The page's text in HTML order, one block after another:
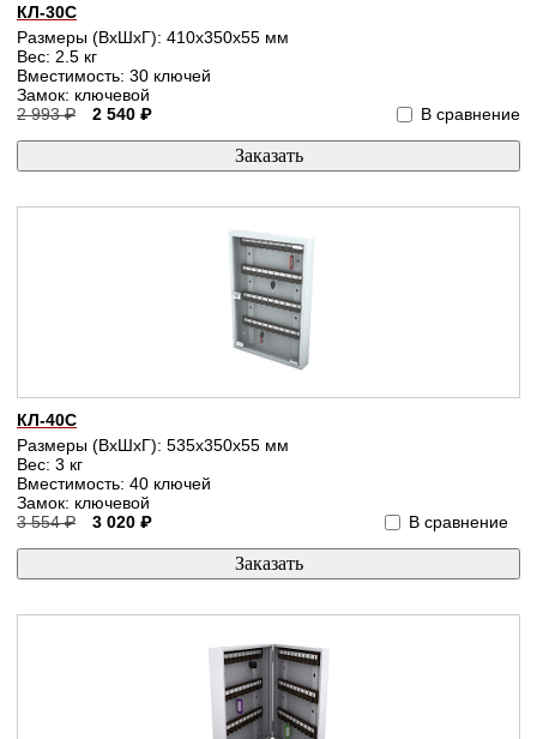
В сравнение
КЛ-30С
Размеры (ВхШхГ): 410x350x55 мм
Вес: 2.5 кг
Вместимость: 30 ключей
Замок: ключевой
2 993 ₽
2 540 ₽
В сравнение
КЛ-40С
Размеры (ВхШхГ): 535x350x55 мм
Вес: 3 кг
Вместимость: 40 ключей
Замок: ключевой
3 554 ₽
3 020 ₽